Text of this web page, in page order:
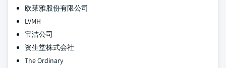
欧莱雅股份有限公司
LVMH
宝洁公司
资生堂株式会社
The Ordinary